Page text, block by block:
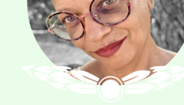
l’article
Jordanie : Pays des mille et une nuits